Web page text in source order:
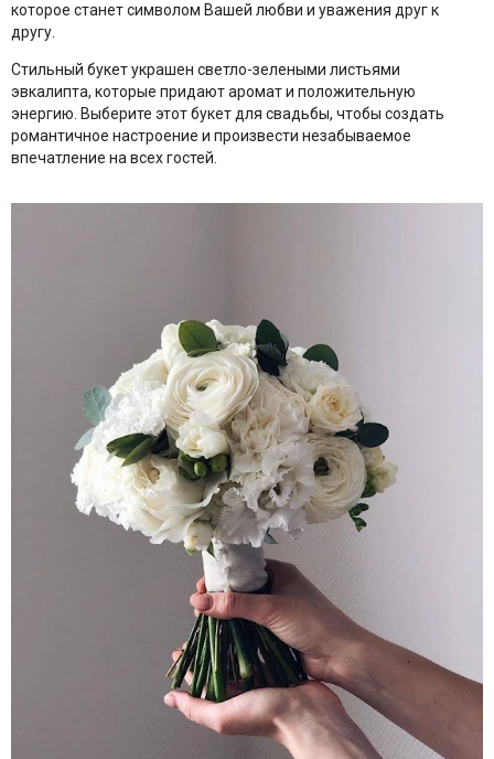
которое станет символом Вашей любви и уважения друг к
другу.
Стильный букет украшен светло-зелеными листьями
эвкалипта, которые придают аромат и положительную
энергию. Выберите этот букет для свадьбы, чтобы создать
романтичное настроение и произвести незабываемое
впечатление на всех гостей.